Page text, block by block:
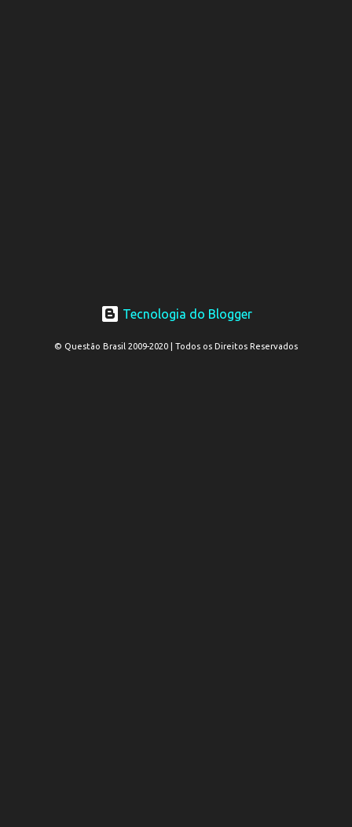
Tecnologia do Blogger
© Questão Brasil 2009-2020 | Todos os Direitos Reservados